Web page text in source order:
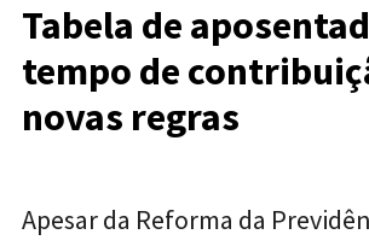
Tabela de
tempo de
novas regras
Apesar da Reforma da